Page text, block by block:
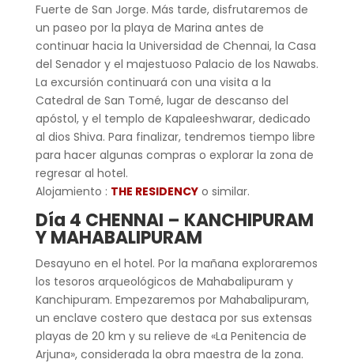
Fuerte de San Jorge. Más tarde, disfrutaremos de
un paseo por la playa de Marina antes de
continuar hacia la Universidad de Chennai, la Casa
del Senador y el majestuoso Palacio de los Nawabs.
La excursión continuará con una visita a la
Catedral de San Tomé, lugar de descanso del
apóstol, y el templo de Kapaleeshwarar, dedicado
al dios Shiva. Para finalizar, tendremos tiempo libre
para hacer algunas compras o explorar la zona de
regresar al hotel.
Alojamiento : THE RESIDENCYo similar.
Día 4 CHENNAI – KANCHIPURAM
Y MAHABALIPURAM
Desayuno en el hotel. Por la mañana exploraremos
los tesoros arqueológicos de Mahabalipuram y
Kanchipuram. Empezaremos por Mahabalipuram,
un enclave costero que destaca por sus extensas
playas de 20 km y su relieve de «La Penitencia de
Arjuna», considerada la obra maestra de la zona.